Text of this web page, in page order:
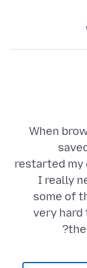
When
restarted my
I really
some of
very hard